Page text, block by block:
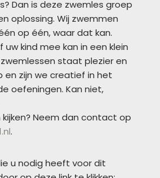
Dan is deze zwemles groep
oplossing. Wij zwemmen
op één, waar dat kan.
uw kind mee kan in een klein
staat plezier en
en zijn we creatief in het
oefeningen. Kan niet,
kijken? Neem dan contact op
.
u nodig heeft voor dit